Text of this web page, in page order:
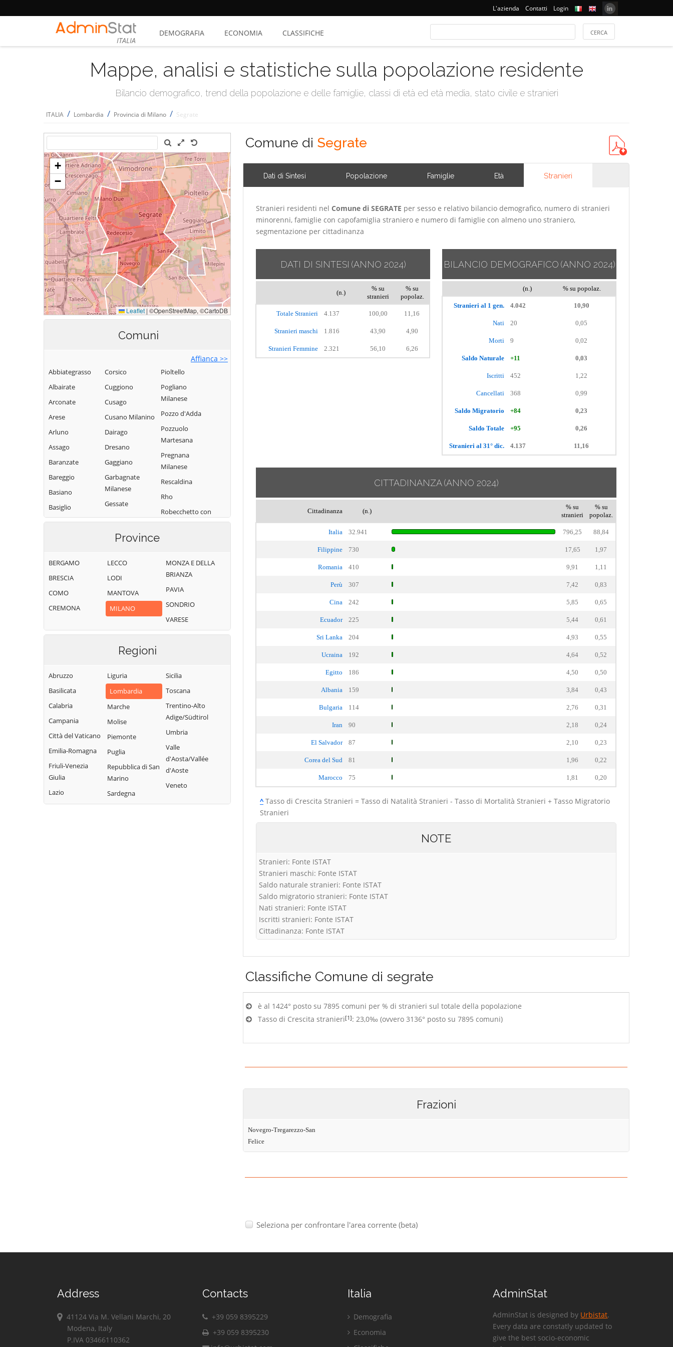
L'azienda Contatti Login
ITALIA
DEMOGRAFIA ECONOMIA CLASSIFICHE
Mappe, analisi e statistiche sulla popolazione residente
Bilancio demografico, trend della popolazione e delle famiglie, classi di età ed età media, stato civile e stranieri
ITALIA / Lombardia / Provincia di Milano / Segrate
Comuni
Affianca >>
Abbiategrasso
Albairate
Arconate
Arese
Arluno
Assago
Baranzate
Bareggio
Basiano
Basiglio
Bellinzago
Besate
Binasco
Boffalora sopra
Ticino
Bresso
Buscate
Bussero
Busto Garolfo
Calvignasco
Cambiago
Canegrate
Carpiano
Corsico
Cuggiono
Cusago
Cusano Milanino
Dairago
Dresano
Gaggiano
Garbagnate
Milanese
Gessate
Gorgonzola
Grezzago
Inveruno
Inzago
Lacchiarella
Lainate
Locate di Triulzi
Magnago
Marcallo con
Casone
Masate
Mediglia
Melegnano
Melzo
Pioltello
Pogliano
Milanese
Pozzo d'Adda
Pozzuolo
Martesana
Pregnana
Milanese
Rescaldina
Rho
Robecchetto con
Induno
Rodano
Rosate
Rozzano
San Colombano
al Lambro
San Donato
Legnano
San Giuliano
Milanese
San Vittore
Olona
San Zenone al
Lambro
Santo Stefano
Province
BERGAMO
BRESCIA
COMO
CREMONA
LECCO
LODI
MANTOVA
MILANO
MONZA E DELLA
BRIANZA
PAVIA
SONDRIO
VARESE
Regioni
Abruzzo
Basilicata
Calabria
Campania
Città del Vaticano
Emilia-Romagna
Friuli-Venezia
Giulia
Lazio
Liguria
Lombardia
Marche
Molise
Piemonte
Puglia
Repubblica di San
Marino
Sardegna
Sicilia
Toscana
Trentino-Alto
Adige/Südtirol
Umbria
Valle
d'Aosta/Vallée
d'Aoste
Veneto
Comune di Segrate
Dati di Sintesi Popolazione Famiglie Età Stranieri
Stranieri residenti nel Comune di SEGRATE per sesso e relativo bilancio demografico, numero di stranieri
minorenni, famiglie con capofamiglia straniero e numero di famiglie con almeno uno straniero,
segmentazione per cittadinanza
DATI DI SINTESI (ANNO 2024)
(n.)
% su
stranieri
% su
popolaz.
Totale Stranieri 4.137 100,00 11,16
Stranieri maschi 1.816 43,90 4,90
Stranieri Femmine 2.321 56,10 6,26
BILANCIO DEMOGRAFICO (ANNO 2024)
(n.) % su popolaz.
Stranieri al 1 gen. 4.042 10,90
Nati 20 0,05
Morti 9 0,02
Saldo Naturale +11 0,03
Iscritti 452 1,22
Cancellati 368 0,99
Saldo Migratorio +84 0,23
Saldo Totale +95 0,26
Stranieri al 31° dic. 4.137 11,16
CITTADINANZA (ANNO 2024)
Cittadinanza (n.)
% su
stranieri
% su
popolaz.
Italia 32.941 796,25 88,84
Filippine 730 17,65 1,97
Romania 410 9,91 1,11
Perù 307 7,42 0,83
Cina 242 5,85 0,65
Ecuador 225 5,44 0,61
Sri Lanka 204 4,93 0,55
Ucraina 192 4,64 0,52
Egitto 186 4,50 0,50
Albania 159 3,84 0,43
Bulgaria 114 2,76 0,31
Iran 90 2,18 0,24
El Salvador 87 2,10 0,23
Corea del Sud 81 1,96 0,22
Marocco 75 1,81 0,20
^Tasso di Crescita Stranieri = Tasso di Natalità Stranieri - Tasso di Mortalità Stranieri + Tasso Migratorio
Stranieri
NOTE
Stranieri: Fonte ISTAT
Stranieri maschi: Fonte ISTAT
Saldo naturale stranieri: Fonte ISTAT
Saldo migratorio stranieri: Fonte ISTAT
Nati stranieri: Fonte ISTAT
Iscritti stranieri: Fonte ISTAT
Cittadinanza: Fonte ISTAT
Classifiche Comune di segrate
è al 1424° posto su 7895 comuni per % di stranieri sul totale della popolazione
Tasso di Crescita stranieri[1]: 23,0‰ (ovvero 3136° posto su 7895 comuni)
Frazioni
Novegro-Tregarezzo-San
Felice
Seleziona per confrontare l'area corrente (beta)
Address
41124 Via M. Vellani Marchi, 20
Modena, Italy
P.IVA 03466110362
Contacts
+39 059 8395229
+39 059 8395230
Italia
Demografia
Economia
AdminStat
AdminStat is designed by Urbistat.
Every data are constatly updated to
give the best socio-economic